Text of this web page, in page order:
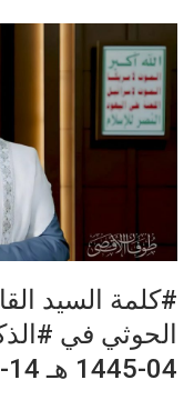
#كلمة السيد
04-1445 هـ 14-11-2023 م